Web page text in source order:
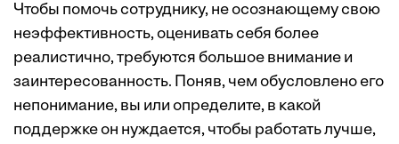
Чтобы помочь сотруднику, не осознающему свою
неэффективность, оценивать себя более
реалистично, требуются большое внимание и
заинтересованность. Поняв, чем обусловлено его
непонимание, вы или определите, в какой
поддержке он нуждается, чтобы работать лучше,